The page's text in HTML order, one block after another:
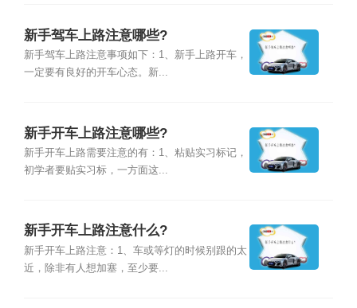
新手驾车上路注意哪些?
新手驾车上路注意事项如下：1、新手上路开车，
一定要有良好的开车心态。新...
新手开车上路注意哪些?
新手开车上路需要注意的有：1、粘贴实习标记，
初学者要贴实习标，一方面这...
新手开车上路注意什么?
新手开车上路注意：1、车或等灯的时候别跟的太
近，除非有人想加塞，至少要...